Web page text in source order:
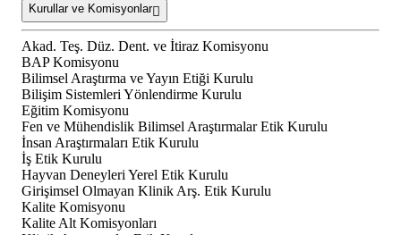
Kurullar ve Komisyonlar
Akad. Teş. Düz. Dent. ve İtiraz Komisyonu
BAP Komisyonu
Bilimsel Araştırma ve Yayın Etiği Kurulu
Bilişim Sistemleri Yönlendirme Kurulu
Eğitim Komisyonu
Fen ve Mühendislik Bilimsel Araştırmalar Etik Kurulu
İnsan Araştırmaları Etik Kurulu
İş Etik Kurulu
Hayvan Deneyleri Yerel Etik Kurulu
Girişimsel Olmayan Klinik Arş. Etik Kurulu
Kalite Komisyonu
Kalite Alt Komisyonları